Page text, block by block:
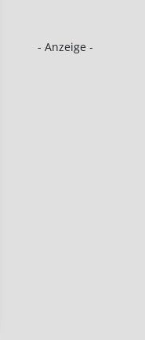
- Anzeige -